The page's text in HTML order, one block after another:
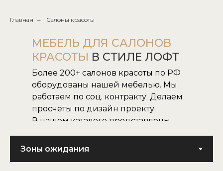
Главная → Салоны красоты
МЕБЕЛЬ ДЛЯ САЛОНОВ
КРАСОТЫ В СТИЛЕ ЛОФТ
Более 200+ салонов красоты по РФ
оборудованы нашей мебелью. Мы
работаем по соц. контракту. Делаем
просчеты по дизайн проекту.
В нашем каталоге представлены